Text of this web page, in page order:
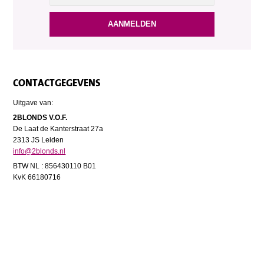
CONTACTGEGEVENS
Uitgave van:
2BLONDS V.O.F.
De Laat de Kanterstraat 27a
2313 JS Leiden
info@2blonds.nl
BTW NL : 856430110 B01
KvK 66180716